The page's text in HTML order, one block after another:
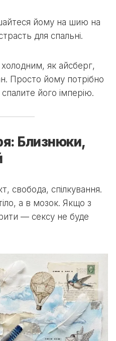
йому на шию на
для спальні.
як айсберг,
Просто йому потрібно
його імперію.
Близнюки,
свобода, спілкування.
а в мозок. Якщо з
— сексу не буде